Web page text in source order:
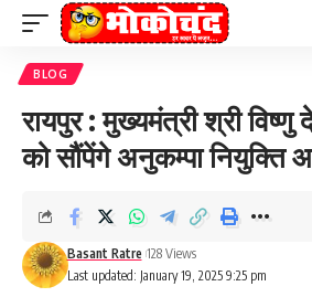
BLOG
रायपुर : मुख्यमंत्री श्री विष्णु
को सौंपेंगे अनुकम्पा नियुक्ति
Last updated: January 19, 2025 9:25 pm
Basant Ratre 128 Views